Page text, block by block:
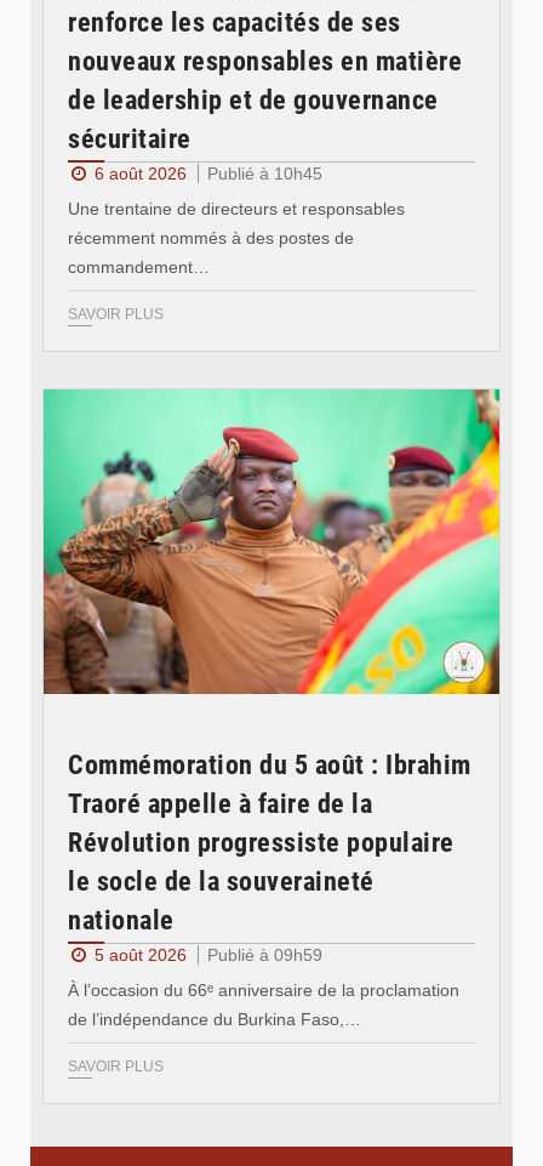
renforce les capacités de ses
nouveaux responsables en matière
de leadership et de gouvernance
sécuritaire
6 août 2026
Publié à 10h45
Une trentaine de directeurs et responsables
récemment nommés à des postes de
commandement…
SAVOIR PLUS
Commémoration du 5 août : Ibrahim
Traoré appelle à faire de la
Révolution progressiste populaire
le socle de la souveraineté
nationale
5 août 2026
Publié à 09h59
À l’occasion du 66ᵉ anniversaire de la proclamation
de l’indépendance du Burkina Faso,…
SAVOIR PLUS